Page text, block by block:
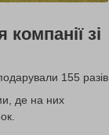
зі
155 разів
де на них